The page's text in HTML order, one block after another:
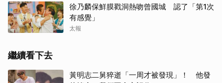
徐乃麟保鮮膜戳洞熱吻曾國城 認了「第1次
有感覺」
太報
繼續看下去
黃明志二舅猝逝「一周才被發現」！ 他發